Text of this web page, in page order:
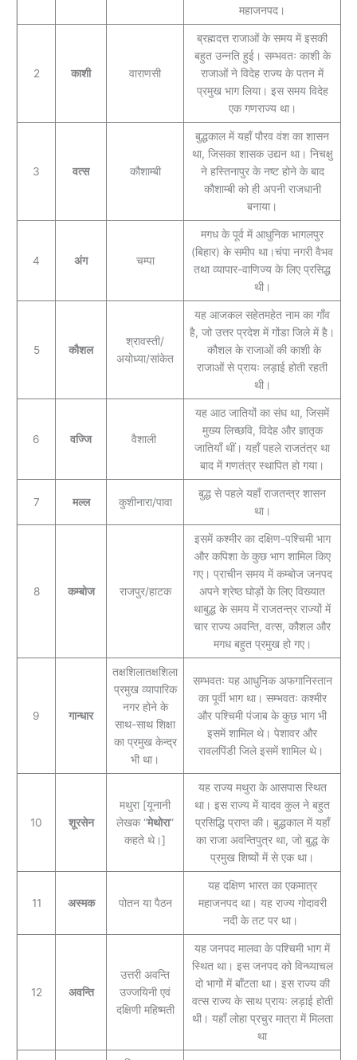
महाजनपद।
2 काशी वाराणसी
ब्रह्मदत्त राजाओं के समय में इसकी
बहुत उन्नति हुई। सम्भवतः काशी के
राजाओं ने विदेह राज्य के पतन में
प्रमुख भाग लिया। इस समय विदेह
एक गणराज्य था।
3 वत्स कौशाम्बी
बुद्धकाल में यहाँ पौरव वंश का शासन
था, जिसका शासक उद्यन था। निचक्षु
ने हस्तिनापुर के नष्ट होने के बाद
कौशाम्बी को ही अपनी राजधानी
बनाया।
4 अंग चम्पा
मगध के पूर्व में आधुनिक भागलपुर
(बिहार) के समीप था।चंपा नगरी वैभव
तथा व्यापार-वाणिज्य के लिए प्रसिद्ध
थी।
5 कौशल
श्रावस्ती/
अयोध्या/सांकेत
यह आजकल सहेतमहेत नाम का गाँव
है, जो उत्तर प्रदेश में गोंडा जिले में है।
कौशल के राजाओं की काशी के
राजाओं से प्रायः लड़ाई होती रहती
थी।
6 वज्जि वैशाली
यह आठ जातियों का संघ था, जिसमें
मुख्य लिच्छवि, विदेह और ज्ञातृक
जातियाँ थीं। यहाँ पहले राजतंत्र था
बाद में गणतंत्र स्थापित हो गया।
7 मल्ल कुशीनारा/पावा
बुद्ध से पहले यहाँ राजतन्त्र शासन
था।
8 कम्बोज राजपुर/हाटक
इसमें कश्मीर का दक्षिण-पश्चिमी भाग
और कपिशा के कुछ भाग शामिल किए
गए। प्राचीन समय में कम्बोज जनपद
अपने श्रेष्ठ घोड़ों के लिए विख्यात
थाबुद्ध के समय में राजतन्त्र राज्यों में
चार राज्य अवन्ति, वत्स, कौशल और
मगध बहुत प्रमुख हो गए।
9 गान्धार
तक्षशिलातक्षशिला
प्रमुख व्यापारिक
नगर होने के
साथ-साथ शिक्षा
का प्रमुख केन्द्र
भी था।
सम्भवतः यह आधुनिक अफगानिस्तान
का पूर्वी भाग था। सम्भवतः कश्मीर
और पश्चिमी पंजाब के कुछ भाग भी
इसमें शामिल थे। पेशावर और
रावलपिंडी जिले इसमें शामिल थे।
10 शूरसेन
मथुरा [यूनानी
लेखक “मेथोरा”
कहते थे।]
यह राज्य मथुरा के आसपास स्थित
था। इस राज्य में यादव कुल ने बहुत
प्रसिद्धि प्राप्त की। बुद्धकाल में यहाँ
का राजा अवन्तिपुत्र था, जो बुद्ध के
प्रमुख शिष्यों में से एक था।
11 अस्मक पोतन या पैठन
यह दक्षिण भारत का एकमात्र
महाजनपद था। यह राज्य गोदावरी
नदी के तट पर था।
12 अवन्ति
उत्तरी अवन्ति
उज्जयिनी एवं
दक्षिणी महिष्मती
यह जनपद मालवा के पश्चिमी भाग में
स्थित था। इस जनपद को विन्ध्याचल
दो भागों में बाँटता था। इस राज्य की
वत्स राज्य के साथ प्रायः लड़ाई होती
थी। यहाँ लोहा प्रचुर मात्रा में मिलता
था